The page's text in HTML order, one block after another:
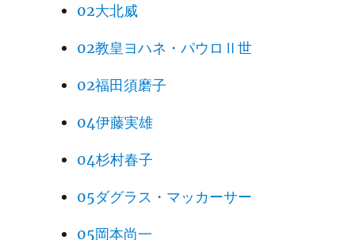
02大北威
02教皇ヨハネ・パウロⅡ世
02福田須磨子
04伊藤実雄
04杉村春子
05ダグラス・マッカーサー
05岡本尚一